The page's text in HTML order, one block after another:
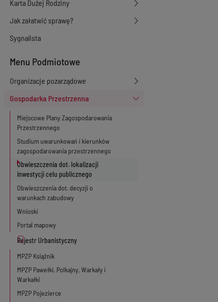
Karta Dużej Rodziny
Jak załatwić sprawę?
Sygnalista
Menu Podmiotowe
Organizacje pozarządowe
Gospodarka Przestrzenna
Miejscowe Plany Zagospodarowania
Przestrzennego
Studium uwarunkowań i kierunków
zagospodarowania przestrzennego
Obwieszczenia dot. lokalizacji
inwestycji celu publicznego
Obwieszczenia dot. decyzji o
warunkach zabudowy
Wnioski
Portal mapowy
MPZP Książnik
MPZP Pawełki, Polkajny, Warkały i
Warkałki
MPZP Pojezierce